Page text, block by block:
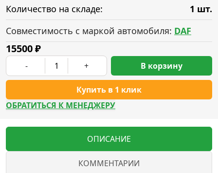
Количество на складе:
1 шт.
Совместимость с маркой автомобиля: DAF
15500₽
- +
Купить в 1 клик
В корзину
ОБРАТИТЬСЯ К МЕНЕДЖЕРУ
ОПИСАНИЕ
КОММЕНТАРИИ